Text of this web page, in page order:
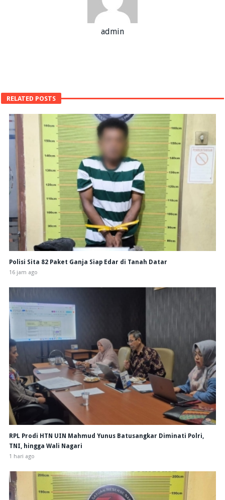
admin
RELATED POSTS
Polisi Sita 82 Paket Ganja Siap Edar di Tanah Datar
16 jam ago
RPL Prodi HTN UIN Mahmud Yunus Batusangkar Diminati Polri,
TNI, hingga Wali Nagari
1 hari ago